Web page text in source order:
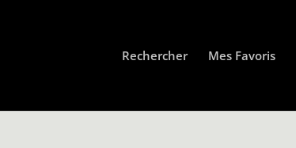
Rechercher Mes Favoris